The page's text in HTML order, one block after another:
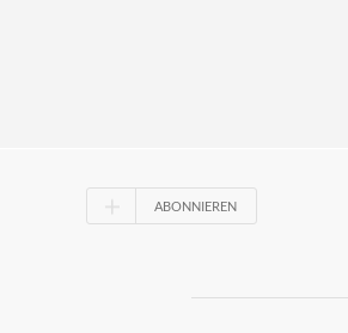
ABONNIEREN